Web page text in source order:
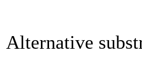
Alternative